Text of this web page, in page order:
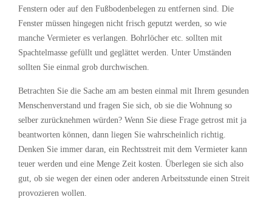
Fenstern oder auf den Fußbodenbelegen zu entfernen sind. Die
Fenster müssen hingegen nicht frisch geputzt werden, so wie
manche Vermieter es verlangen. Bohrlöcher etc. sollten mit
Spachtelmasse gefüllt und geglättet werden. Unter Umständen
sollten Sie einmal grob durchwischen.
Betrachten Sie die Sache am am besten einmal mit Ihrem gesunden
Menschenverstand und fragen Sie sich, ob sie die Wohnung so
selber zurücknehmen würden? Wenn Sie diese Frage getrost mit ja
beantworten können, dann liegen Sie wahrscheinlich richtig.
Denken Sie immer daran, ein Rechtsstreit mit dem Vermieter kann
teuer werden und eine Menge Zeit kosten. Überlegen sie sich also
gut, ob sie wegen der einen oder anderen Arbeitsstunde einen Streit
provozieren wollen.